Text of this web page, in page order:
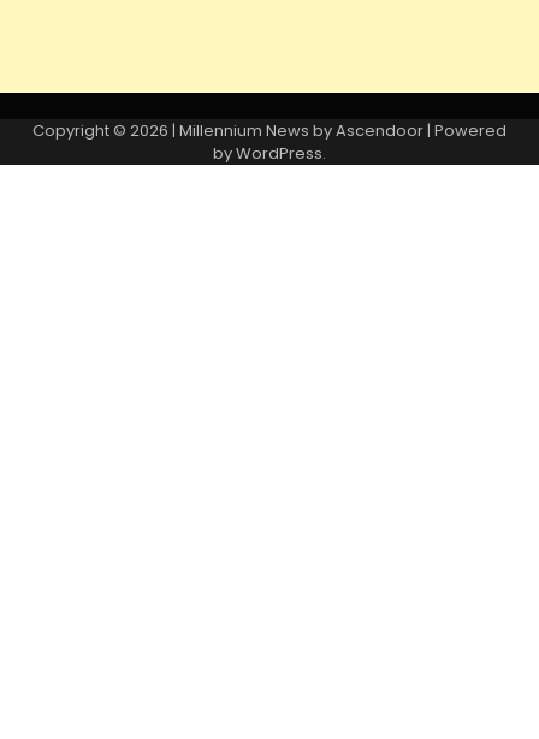
Copyright © 2026 | Millennium News byAscendoor| Powered
byWordPress.